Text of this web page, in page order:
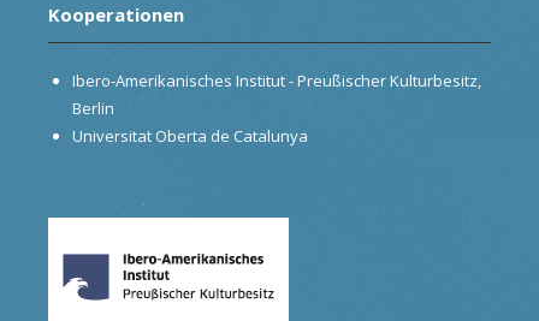
Kooperationen
Ibero-Amerikanisches Institut - Preußischer Kulturbesitz,
Berlin
Universitat Oberta de Catalunya